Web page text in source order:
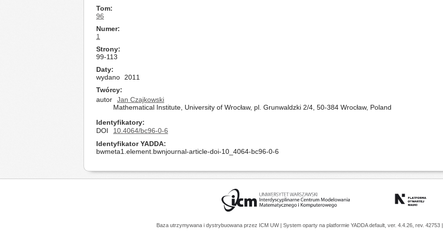
Tom
96
Numer
1
Strony
99-113
Daty
wydano
2011
Twórcy
autor
Jan Czajkowski
Mathematical Institute, University of Wrocław, pl. Grunwaldzki 2/4, 50-384 Wrocław, Poland
Identyfikatory
DOI
10.4064/bc96-0-6
Identyfikator YADDA
bwmeta1.element.bwnjournal-article-doi-10_4064-bc96-0-6
Baza utrzymywana i dystrybuowana przez ICM UW | System oparty na platformie YADDAdefault, ver. 4.4.26, rev. 42753 |